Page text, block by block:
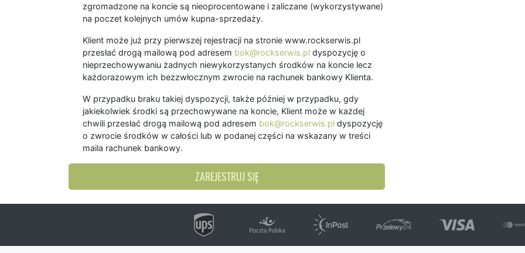
zgromadzone na koncie są nieoprocentowane i zaliczane (wykorzystywane)
na poczet kolejnych umów kupna-sprzedaży.
Klient może już przy pierwszej rejestracji na stronie www.rockserwis.pl
przesłać drogą mailową pod adresem bok@rockserwis.pl dyspozycję o
nieprzechowywaniu żadnych niewykorzystanych środków na koncie lecz
każdorazowym ich bezzwłocznym zwrocie na rachunek bankowy Klienta.
W przypadku braku takiej dyspozycji, także później w przypadku, gdy
jakiekolwiek środki są przechowywane na koncie, Klient może w każdej
chwili przesłać drogą mailową pod adresem bok@rockserwis.pl dyspozycję
o zwrocie środków w całości lub w podanej części na wskazany w treści
maila rachunek bankowy.
ZAREJESTRUJ SIĘ